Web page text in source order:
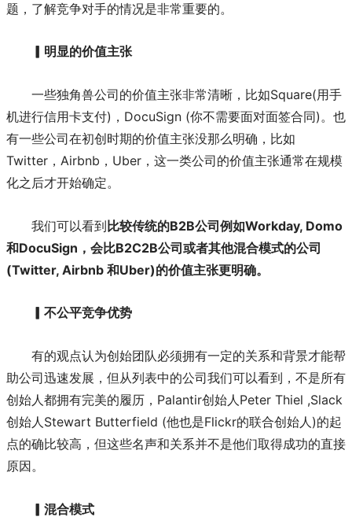
题，了解竞争对手的情况是非常重要的。
▎明显的价值主张
一些独角兽公司的价值主张非常清晰，比如Square(用手
机进行信用卡支付)，DocuSign (你不需要面对面签合同)。也
有一些公司在初创时期的价值主张没那么明确，比如
Twitter，Airbnb，Uber，这一类公司的价值主张通常在规模
化之后才开始确定。
我们可以看到比较传统的B2B公司例如Workday, Domo
和DocuSign，会比B2C2B公司或者其他混合模式的公司
(Twitter, Airbnb 和Uber)的价值主张更明确。
▎不公平竞争优势
有的观点认为创始团队必须拥有一定的关系和背景才能帮
助公司迅速发展，但从列表中的公司我们可以看到，不是所有
创始人都拥有完美的履历，Palantir创始人Peter Thiel ,Slack
创始人Stewart Butterfield (他也是Flickr的联合创始人)的起
点的确比较高，但这些名声和关系并不是他们取得成功的直接
原因。
▎混合模式